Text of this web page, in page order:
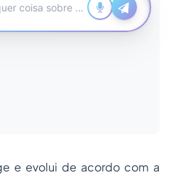
e evolui de acordo com a